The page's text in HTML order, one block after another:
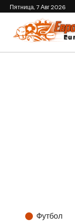
Пятница, 7 Авг 2026
Футбол